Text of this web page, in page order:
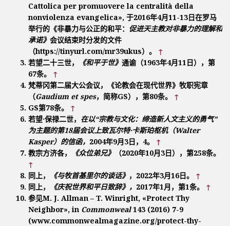
Cattolica per promuovere la centralità della
nonviolenza evangelica», 于2016年4月11-13日在罗马
举行的《非暴力与公正的和平： 促进天主教对非暴力的理解和
承诺》 会议结束时分发的文件
（https://tinyurl.com/mr39ukus）。 ↑
若望二十三世，
《和平于世》 通谕（1963年4月11日），第
67条。 ↑
梵蒂冈第二届大公会议，《论教会在现代世界》牧职宪章
（Gaudium et spes，简称GS），第80条。 ↑
GS第78条。 ↑
若望·保禄二世， 在以“宗教与文化：缔造新人文主义的勇气”
为主题的第18届会议上致瓦尔特·卡斯珀枢机（Walter
Kasper）的信函， 2004年9月3日，4。 ↑
教宗方济各，
《众位弟兄》
（2020年10月3日），第258条。
↑
同上，
《与牧首基里尔的谈话》 ，2022年3月16日。 ↑
同上，
《庆祝世界和平日致辞》， 2017年1月，第1条。 ↑
参见M. J. Allman – T. Winright, «Protect Thy
Neighbor», in Commonweal143 (2016) 7-9
(www.commonwealmagazine.org/protect-thy-